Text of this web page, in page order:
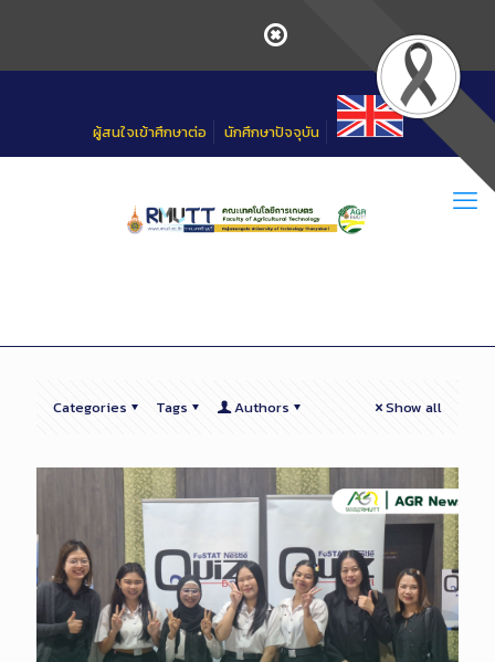
ผู้สนใจเข้าศึกษาต่อ นักศึกษาปัจจุบัน
Categories Tags Authors Show all